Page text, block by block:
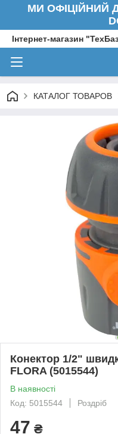
МИ ОФІЦІЙНИЙ
Інтернет-магазин
КАТАЛОГ ТОВАРОВ
Конектор 1/2"
FLORA (5015544)
В наявності
Код: 5015544
Роздріб
47 ₴